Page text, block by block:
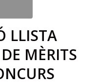
LLISTA
MÈRITS